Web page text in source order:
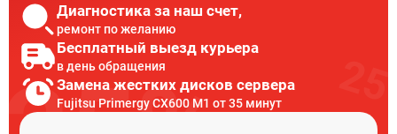
Диагностика за наш счет,
ремонт по желанию
Бесплатный выезд курьера
в день обращения
Замена жестких дисков сервера
Fujitsu Primergy CX600 M1 от 35 минут